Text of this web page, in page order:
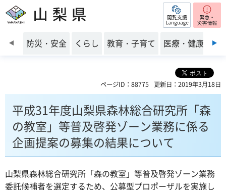
山梨県 閲覧支援
前のスライドを表示
防災・安全 くらし 教育・子育て 医療・健康・福
ページID：88775 更新日：2019年3月18日
平成31年度山梨県森林総合研究所「森
の教室」等普及啓発ゾーン業務に係る
企画提案の募集の結果について
山梨県森林総合研究所「森の教室」等普及啓発ゾーン業務
委託候補者を選定するため、公募型プロポーザルを実施し